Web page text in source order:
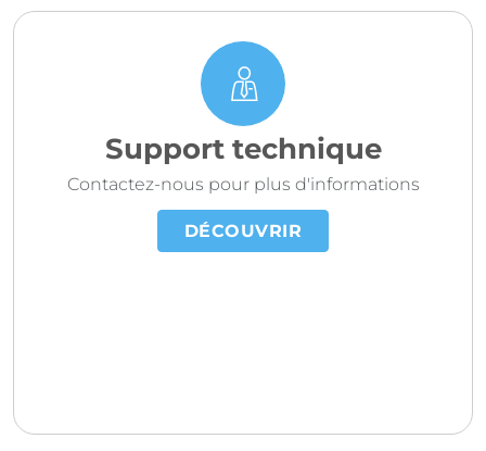
Support technique
Contactez-nous pour plus d'informations
DÉCOUVRIR